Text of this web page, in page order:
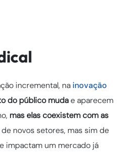
incremental, na inovação
do público mudae aparecem
mas elas coexistem com as
de novos setores, mas sim de
impactam um mercado já